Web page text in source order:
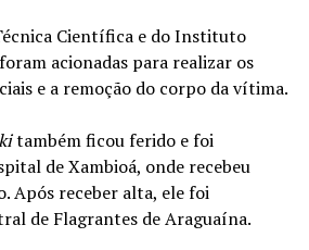
Científica e do Instituto
acionadas para realizar os
e a remoção do corpo da vítima.
também ficou ferido e foi
de Xambioá, onde recebeu
Após receber alta, ele foi
de Flagrantes de Araguaína.